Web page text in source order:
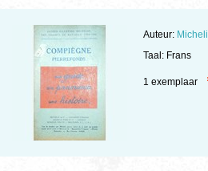
Auteur:
Taal: Frans
1 exemplaar